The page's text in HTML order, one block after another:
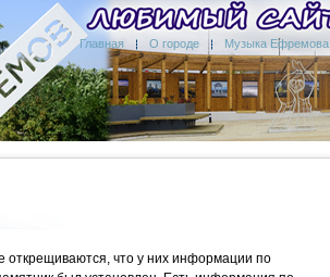
Главная О городе Музыка Ефремова
открещиваются, что у них информации по